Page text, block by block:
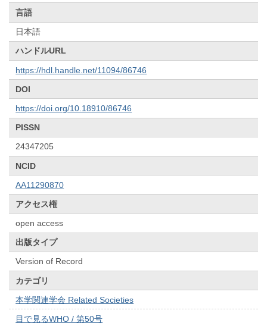
言語
日本語
ハンドルURL
https://hdl.handle.net/11094/86746
DOI
https://doi.org/10.18910/86746
PISSN
24347205
NCID
AA11290870
アクセス権
open access
出版タイプ
Version of Record
カテゴリ
本学関連学会 Related Societies
目で見るWHO / 第50号